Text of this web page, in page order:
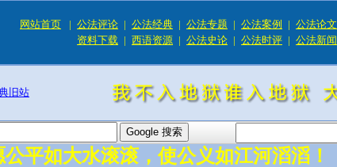
网站首页 | 公法评论 | 公法经典 | 公法专题 | 公法案例 | 公法论文
资料下载 | 西语资源 | 公法史论 | 公法时评 | 公法新闻
旧站
公平如大水滚滚，使公义如江河滔滔！